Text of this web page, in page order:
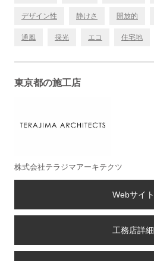
デザイン性 静けさ 開放的
通風 採光 エコ 住宅地
東京都の施工店
株式会社テラジマアーキテクツ
Webサイト
工務店詳細